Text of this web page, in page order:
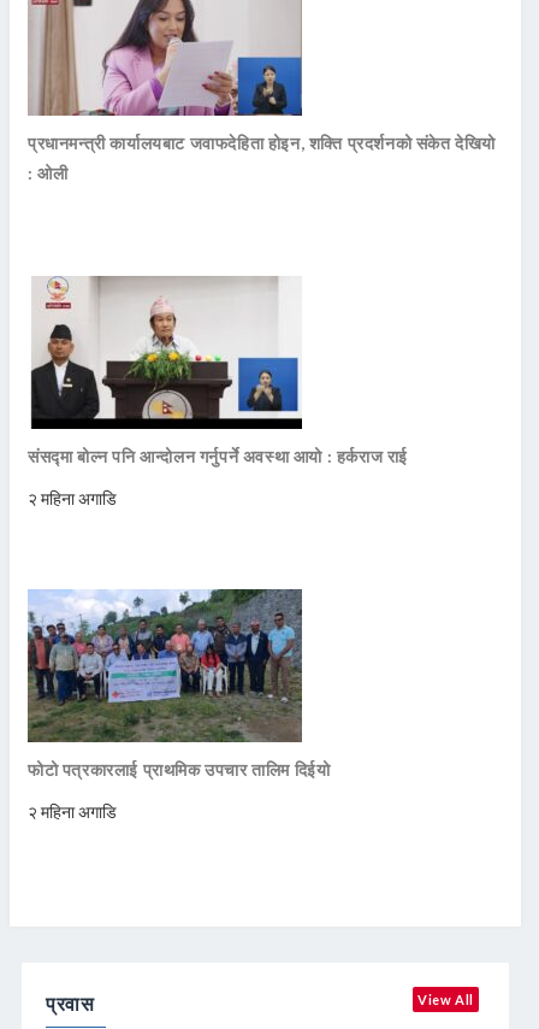
प्रधानमन्त्री कार्यालयबाट जवाफदेहिता होइन, शक्ति प्रदर्शनको संकेत देखियो
: ओली
संसद्मा बोल्न पनि आन्दोलन गर्नुपर्ने अवस्था आयो : हर्कराज राई
२ महिना अगाडि
फोटो पत्रकारलाई प्राथमिक उपचार तालिम दिईयो
२ महिना अगाडि
प्रवास View All